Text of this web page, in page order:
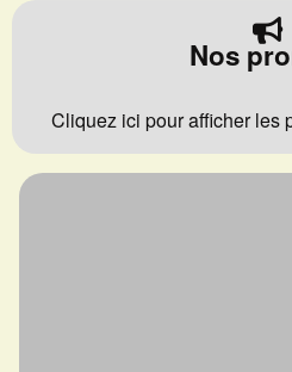
Nos
Cliquez ici pour afficher les